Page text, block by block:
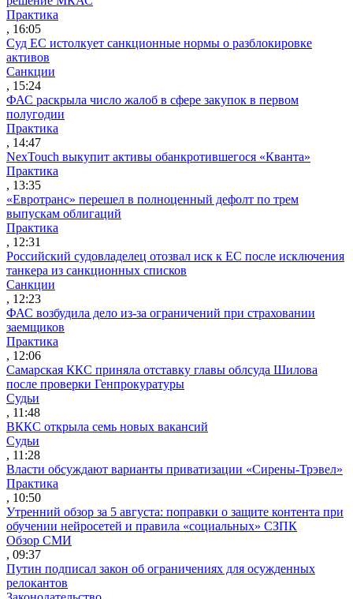
Практика
, 16:05
Суд ЕС истолкует санкционные нормы о разблокировке
активов
Санкции
, 15:24
ФАС раскрыла число жалоб в сфере закупок в первом
полугодии
Практика
, 14:47
NexTouch выкупит активы обанкротившегося «Кванта»
Практика
, 13:35
«Евротранс» перешел в полноценный дефолт по трем
выпускам облигаций
Практика
, 12:31
Российский судовладелец отозвал иск к ЕС после исключения
танкера из санкционных списков
Санкции
, 12:23
ФАС возбудила дело из-за ограничений при страховании
заемщиков
Практика
, 12:06
Самарская ККС приняла отставку главы облсуда Шилова
после проверки Генпрокуратуры
Судьи
, 11:48
ВККС открыла семь новых вакансий
Судьи
, 11:28
Власти обсуждают варианты приватизации «Сирены-Трэвел»
Практика
, 10:50
Утренний обзор за 5 августа: поправки о защите контента при
обучении нейросетей и правила «социальных» СЗПК
Обзор СМИ
, 09:37
Путин подписал закон об ограничениях для осужденных
релокантов